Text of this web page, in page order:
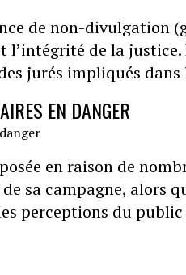
de non-divulgation
l’intégrité de la
jurés impliqués dans
EN DANGER
en raison de
sa campagne, alors
perceptions du